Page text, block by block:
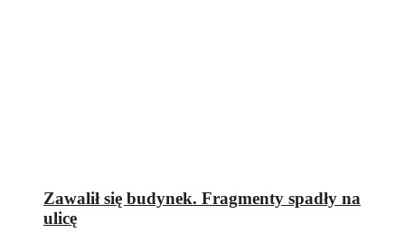
Zawalił się budynek. Fragmenty spadły na
ulicę